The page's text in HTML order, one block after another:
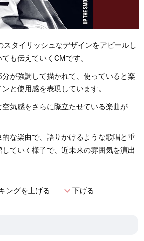
スタイリッシュなデザインをアピールし
も伝えていくCMです。
が強調して描かれて、使っていると楽
と使用感を表現しています。
気感をさらに際立たせている楽曲が
な楽曲で、語りかけるような歌唱と重
ていく様子で、近未来の雰囲気を演出
ングを上げる expand_more下げる